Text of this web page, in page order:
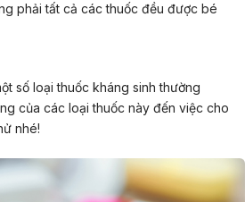
phải tất cả các thuốc đều được bé
số loại thuốc kháng sinh thường
của các loại thuốc này đến việc cho
nhé!